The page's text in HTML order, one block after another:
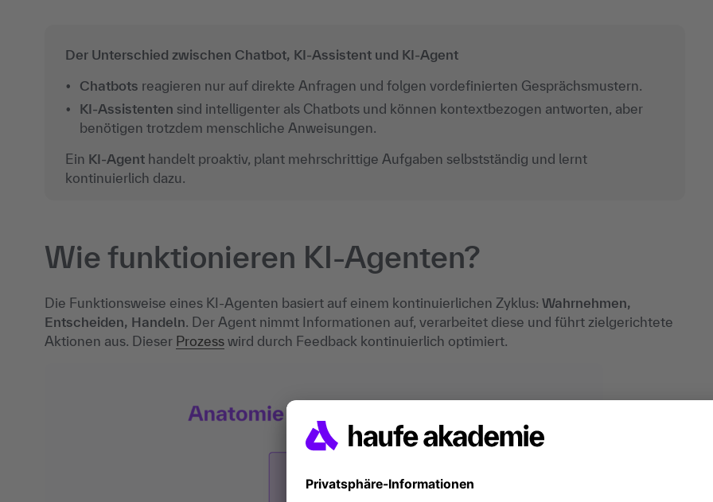
Der Unterschied zwischen Chatbot, KI-Assistent und KI-Agent
Chatbots reagieren nur auf direkte Anfragen und folgen vordefinierten Gesprächsmustern.
KI-Assistenten sind intelligenter als Chatbots und können kontextbezogen antworten, aber
benötigen trotzdem menschliche Anweisungen.
Ein KI-Agenthandelt proaktiv, plant mehrschrittige Aufgaben selbstständig und lernt
kontinuierlich dazu.
Wie funktionieren KI-Agenten?
Die Funktionsweise eines KI-Agenten basiert auf einem kontinuierlichen Zyklus: Wahrnehmen,
Entscheiden, Handeln. Der Agent nimmt Informationen auf, verarbeitet diese und führt zielgerichtete
Aktionen aus. Dieser Prozess wird durch Feedback kontinuierlich optimiert.